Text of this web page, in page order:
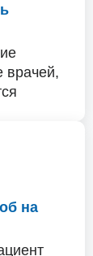
врачей,
на